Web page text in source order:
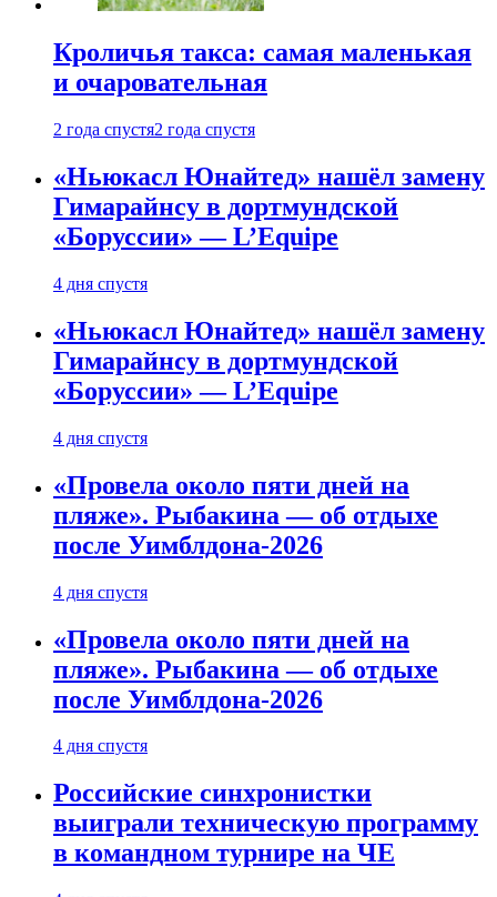
Кроличья такса: самая маленькая
и очаровательная
2 года спустя2 года спустя
«Ньюкасл Юнайтед» нашёл замену
Гимарайнсу в дортмундской
«Боруссии» — L’Equipe
4 дня спустя
«Ньюкасл Юнайтед» нашёл замену
Гимарайнсу в дортмундской
«Боруссии» — L’Equipe
4 дня спустя
«Провела около пяти дней на
пляже». Рыбакина — об отдыхе
после Уимблдона-2026
4 дня спустя
«Провела около пяти дней на
пляже». Рыбакина — об отдыхе
после Уимблдона-2026
4 дня спустя
Российские синхронистки
выиграли техническую программу
в командном турнире на ЧЕ